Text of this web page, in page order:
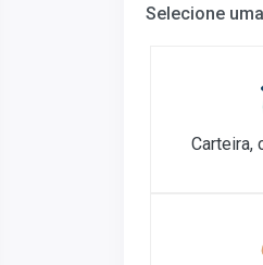
Selecione
Carteira,